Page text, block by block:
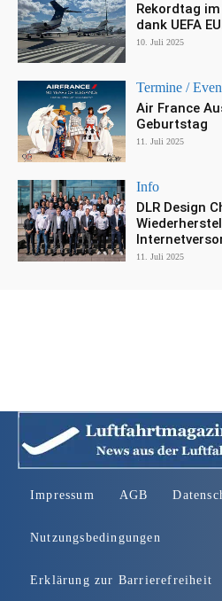
Rekordtag
dank UEFA
10. Juli 2025
Termine /
Air France
Geburtstag
11. Juli 2025
Info
DLR Design
11. Juli 2025
Impressum AGB
Nutzungsbedingungen
Erklärung zur Barrierefreiheit